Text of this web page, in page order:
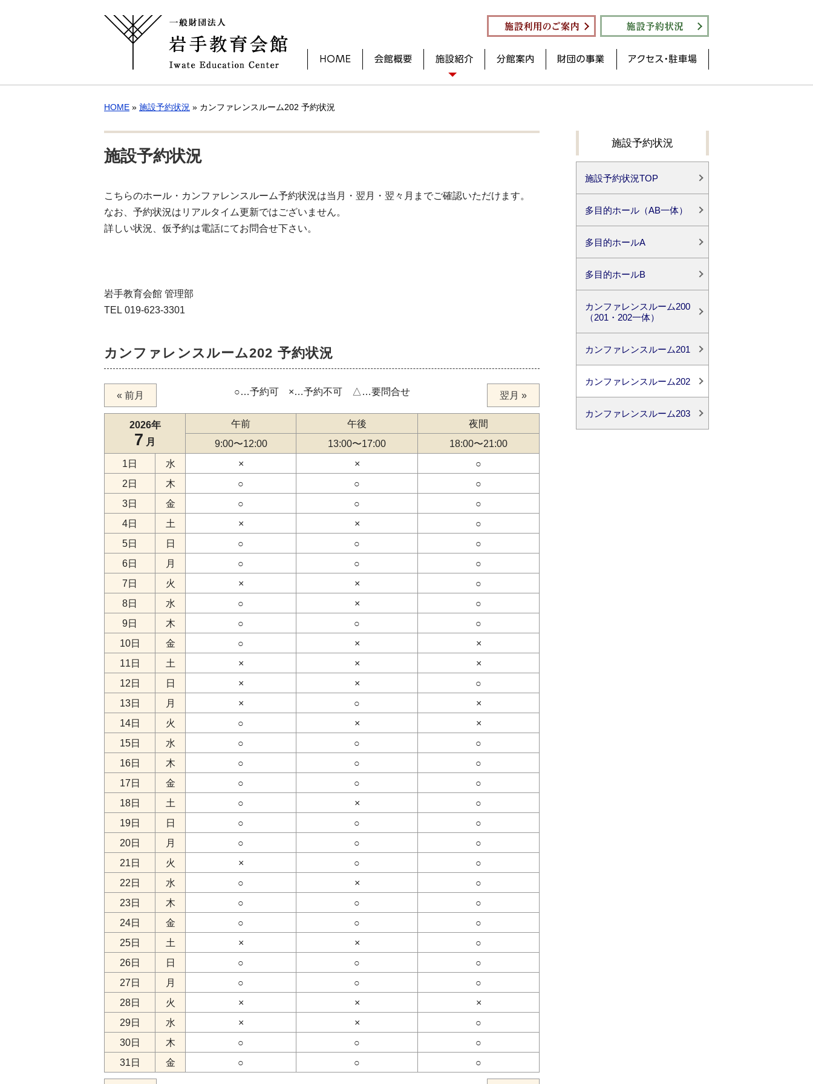
HOME » 施設予約状況 » カンファレンスルーム202 予約状況
施設予約状況
こちらのホール・カンファレンスルーム予約状況は当月・翌月・翌々月までご確認いただけます。
なお、予約状況はリアルタイム更新ではございません。
詳しい状況、仮予約は電話にてお問合せ下さい。
岩手教育会館 管理部
TEL 019-623-3301
カンファレンスルーム202 予約状況
○…予約可 ×…予約不可 △…要問合せ
« 前月 翌月 »
2026年
7 月
午前 午後
夜間
9:00〜12:00 13:00〜17:00 18:00〜21:00
1日
水 × ×
○
2日
木 ○ ○
○
3日
金 ○ ○
○
4日
土 × ×
○
5日
日 ○ ○
○
6日
月 ○ ○
○
7日
火 × ×
○
8日
水 ○ ×
○
9日
木 ○ ○
○
10日
金 ○ ×
×
11日
土 × ×
×
12日
日 × ×
○
13日
月 × ○
×
14日
火 ○ ×
×
15日
水 ○ ○
○
16日
木 ○ ○
○
17日
金 ○ ○
○
18日
土 ○ ×
○
19日
日 ○ ○
○
20日
月 ○ ○
○
21日
火 × ○
○
22日
水 ○ ×
○
23日
木 ○ ○
○
24日
金 ○ ○
○
25日
土 × ×
○
26日
日 ○ ○
○
27日
月 ○ ○
○
28日
火 × ×
×
29日
水 × ×
○
30日
木 ○ ○
○
31日
金 ○ ○ ○
施設予約状況
施設予約状況TOP
多目的ホール（AB一体）
多目的ホールA
多目的ホールB
カンファレンスルーム200
（201・202一体）
カンファレンスルーム201
カンファレンスルーム202
カンファレンスルーム203